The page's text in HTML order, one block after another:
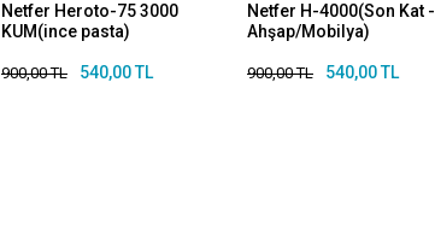
Netfer Heroto-75 3000
KUM(ince pasta)
900,00 TL 540,00 TL
Netfer H-4000(Son Kat -
Ahşap/Mobilya)
900,00 TL 540,00 TL